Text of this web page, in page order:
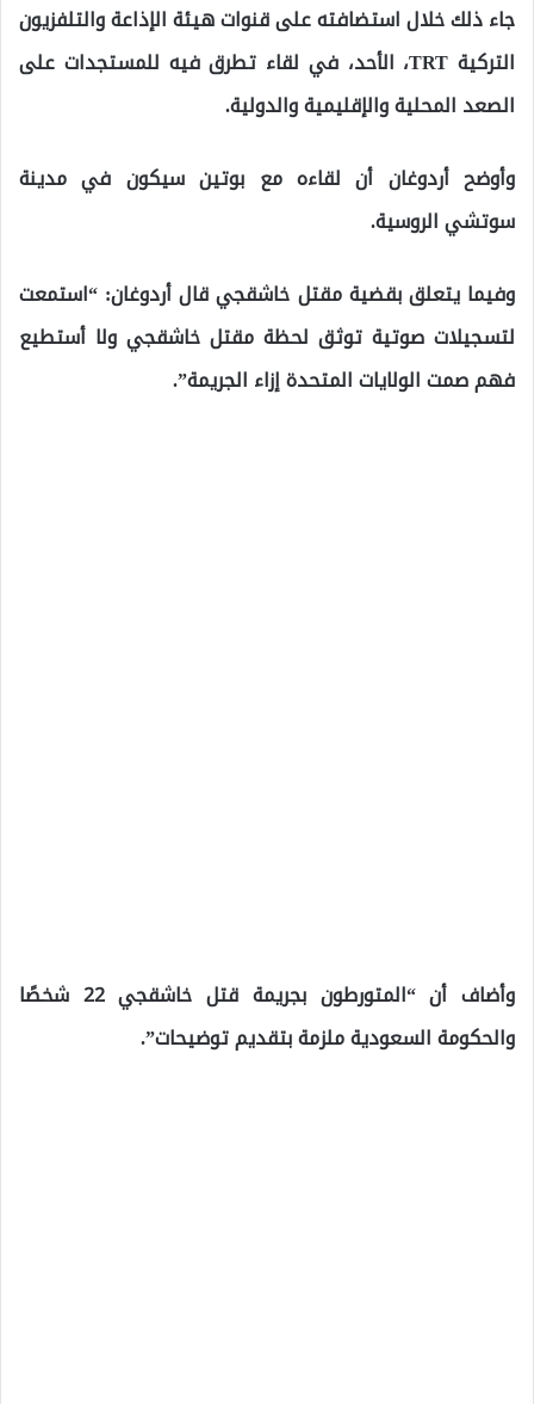
جاء ذلك خلال استضافته على قنوات هيئة الإذاعة والتلفزيون
التركية TRT، الأحد، في لقاء تطرق فيه للمستجدات على
الصعد المحلية والإقليمية والدولية.
وأوضح أردوغان أن لقاءه مع بوتين سيكون في مدينة
سوتشي الروسية.
وفيما يتعلق بقضية مقتل خاشقجي قال أردوغان: “استمعت
لتسجيلات صوتية توثق لحظة مقتل خاشقجي ولا أستطيع
فهم صمت الولايات المتحدة إزاء الجريمة”.
وأضاف أن “المتورطون بجريمة قتل خاشقجي 22 شخصًا
والحكومة السعودية ملزمة بتقديم توضيحات”.